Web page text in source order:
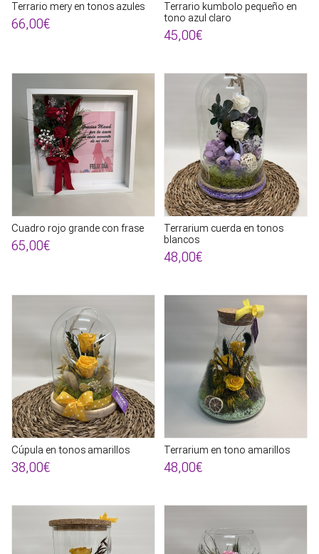
Terrario mery en tonos azules
66,00€
Terrario kumbolo pequeño en
tono azul claro
45,00€
Cuadro rojo grande con frase
65,00€
Terrarium cuerda en tonos
blancos
48,00€
Cúpula en tonos amarillos
38,00€
Terrarium en tono amarillos
48,00€